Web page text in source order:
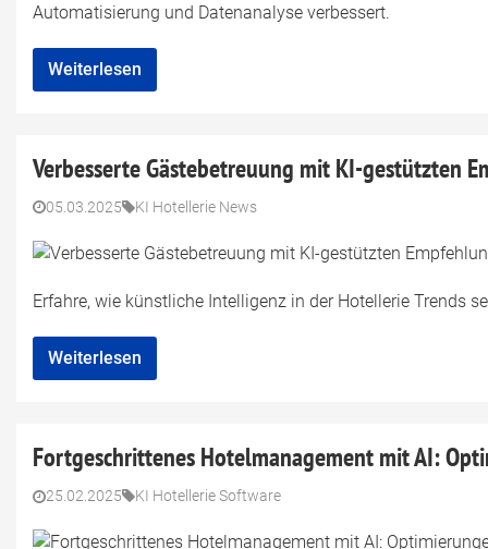
Automatisierung und Datenanalyse verbessert.
Weiterlesen
Verbesserte Gästebetreuung mit KI-gestützten
05.03.2025 KI Hotellerie News
Erfahre, wie künstliche Intelligenz in der Hotellerie Trends
Weiterlesen
Fortgeschrittenes Hotelmanagement mit AI:
25.02.2025 KI Hotellerie Software